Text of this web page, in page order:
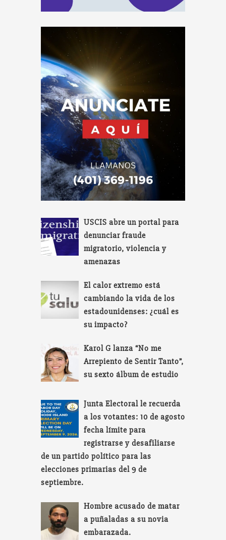
USCIS abre un portal para
denunciar fraude
migratorio, violencia y
amenazas
El calor extremo está
cambiando la vida de los
estadounidenses: ¿cuál es
su impacto?
Karol G lanza “No me
Arrepiento de Sentir Tanto”,
su sexto álbum de estudio
Junta Electoral le recuerda
a los votantes: 10 de agosto
fecha límite para
registrarse y desafiliarse
de un partido político para las
elecciones primarias del 9 de
septiembre.
Hombre acusado de matar
a puñaladas a su novia
embarazada.